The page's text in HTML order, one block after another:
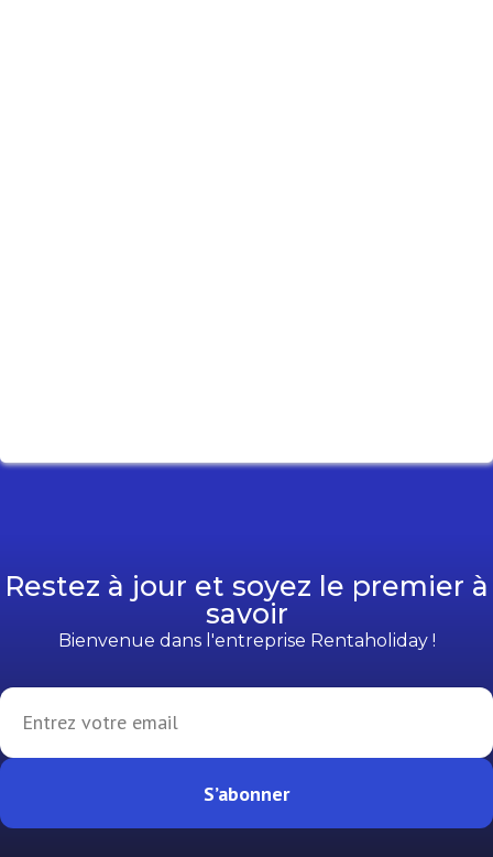
Restez à jour et soyez le premier à
savoir
Bienvenue dans l'entreprise Rentaholiday !
S’abonner